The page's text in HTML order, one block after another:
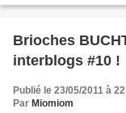
Brioches
interblogs #10 !
Publié le 23/05/2011 à
Par Miomiom